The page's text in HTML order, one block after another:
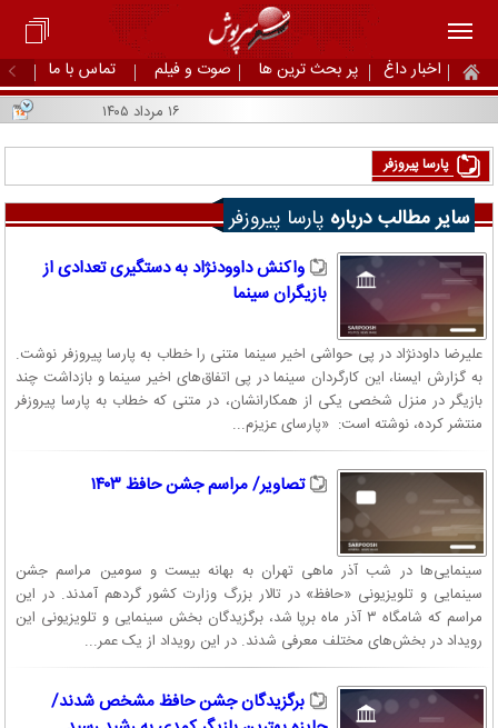
اخبار داغ پر بحث ترین ها صوت و فیلم تماس با ما
پارسا پیروزفر
سایر مطالب درباره پارسا پیروزفر
واکنش داوودنژاد به دستگیری تعدادی از
بازیگران سینما
علیرضا داودنژاد در پی حواشی اخیر سینما متنی را خطاب به پارسا پیروزفر نوشت.
به گزارش ایسنا، این کارگردان سینما در پی اتفاق‌های اخیر سینما و بازداشت چند
بازیگر در منزل شخصی یکی از همکارانشان، در متنی که خطاب به پارسا پیروزفر
منتشر کرده، نوشته است: «پارسای عزیزم...
تصاویر/ مراسم جشن حافظ ۱۴۰۳
سینمایی‌ها در شب آذر ماهی تهران به بهانه بیست و سومین مراسم جشن
سینمایی و تلویزیونی «حافظ» در تالار بزرگ وزارت کشور گردهم آمدند. در این
مراسم که شامگاه ۳ آذر ماه برپا شد، برگزیدگان بخش سینمایی و تلویزیونی این
رویداد در بخش‌های مختلف معرفی شدند. در این رویداد از یک عمر...
برگزیدگان جشن حافظ مشخص شدند/